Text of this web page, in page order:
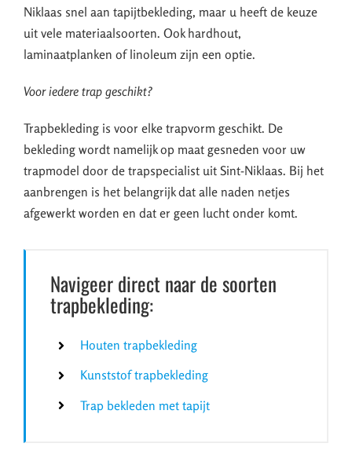
Niklaas snel aan tapijtbekleding, maar u heeft de keuze
uit vele materiaalsoorten. Ook hardhout,
laminaatplanken of linoleum zijn een optie.
Voor iedere trap geschikt?
Trapbekleding is voor elke trapvorm geschikt. De
bekleding wordt namelijk op maat gesneden voor uw
trapmodel door de trapspecialist uit Sint-Niklaas. Bij het
aanbrengen is het belangrijk dat alle naden netjes
afgewerkt worden en dat er geen lucht onder komt.
Navigeer direct naar de soorten
trapbekleding:
Houten trapbekleding
Kunststof trapbekleding
Trap bekleden met tapijt